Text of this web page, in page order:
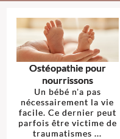
Ostéopathie pour
nourrissons
Un bébé n'a pas
nécessairement la vie
facile. Ce dernier peut
parfois être victime de
traumatismes ...